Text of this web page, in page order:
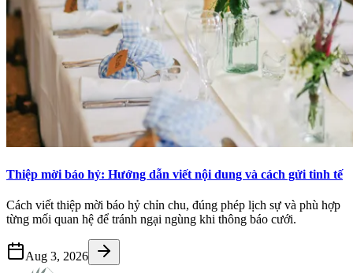
Thiệp mời báo hỷ: Hướng dẫn viết nội dung và cách gửi tinh tế
Cách viết thiệp mời báo hỷ chỉn chu, đúng phép lịch sự và phù hợp
từng mối quan hệ để tránh ngại ngùng khi thông báo cưới.
Aug 3, 2026